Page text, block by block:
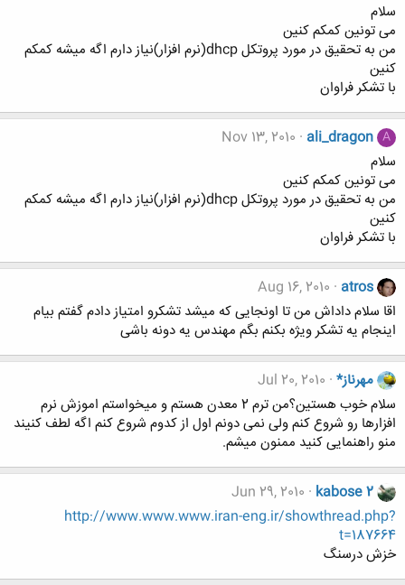
سلام
می تونین کمکم کنین
من به تحقیق در مورد پروتکل dhcp(نرم افزار)نیاز دارم اگه میشه کمکم
کنین
با تشکر فراوان
A
ali_dragon
Nov 13, 2010
سلام
می تونین کمکم کنین
من به تحقیق در مورد پروتکل dhcp(نرم افزار)نیاز دارم اگه میشه کمکم
کنین
با تشکر فراوان
atros
Aug 16, 2010
اقا سلام داداش من تا اونجایی که میشد تشکرو امتیاز دادم گفتم بیام
اینجام یه تشکر ویژه بکنم بگم مهندس یه دونه باشی
مهرناز* Jul 20, 2010
سلام خوب هستین؟من ترم 2 معدن هستم و میخواستم اموزش نرم
افزارها رو شروع کنم ولی نمی دونم اول از کدوم شروع کنم اگه لطف کنیند
منو راهنمایی کنید ممنون میشم.
kabose 2
Jun 29, 2010
http://www.www.www.iran-eng.ir/showthread.php?
t=187664
خزش درسنگ